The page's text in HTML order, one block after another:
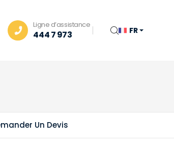
Ligne d’assistance
444 7 973 FR
Un Devis